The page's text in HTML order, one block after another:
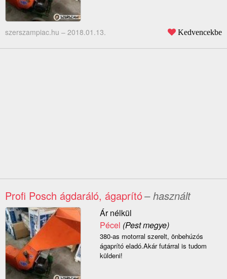
szerszampiac.hu – 2018.01.13. Kedvencekbe
Profi Posch ágdaráló, ágaprító– használt
Ár nélkül
Pécel (Pest megye)
380-as motorral szerelt, önbehúzós
ágaprító eladó.Akár futárral is tudom
küldeni!